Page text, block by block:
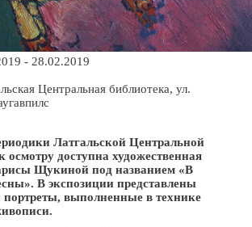
- 28.02.2019
Центральная библиотека, ул.
Латгальской Центральной
осмотру доступна художественная
Щукиной под названием «В
В экспозиции представлены
портреты, выполненные в технике